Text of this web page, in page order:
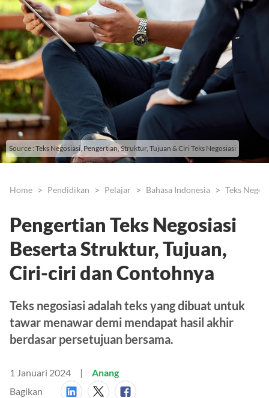
Source : Teks Negosiasi, Pengertian, Struktur, Tujuan & Ciri Teks Negosiasi
Home Pendidikan Pelajar Bahasa Indonesia Teks
Pengertian Teks Negosiasi
Beserta Struktur, Tujuan,
Ciri-ciri dan Contohnya
Teks negosiasi adalah teks yang dibuat untuk
tawar menawar demi mendapat hasil akhir
berdasar persetujuan bersama.
1 Januari 2024
Anang
Bagikan